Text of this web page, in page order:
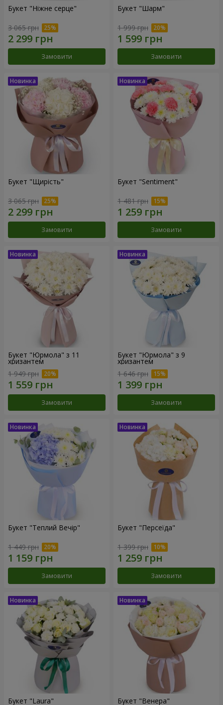
Букет "Ніжне серце"
3 065 грн
Замовити
Букет "Шарм"
1 999 грн
Замовити
Букет "Щирість"
3 065 грн
Замовити
Букет "Sentiment"
1 481 грн
Замовити
Букет "Юрмола" з 11
хризантем
1 949 грн
Замовити
Букет "Юрмола" з 9
хризантем
1 646 грн
Замовити
Букет "Теплий Вечір"
1 449 грн
Замовити
Букет "Персеїда"
1 399 грн
Замовити
Букет "Laura" Букет "Венера"